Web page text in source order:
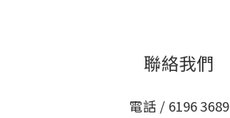
聯絡我們
電話 / 6196 3689